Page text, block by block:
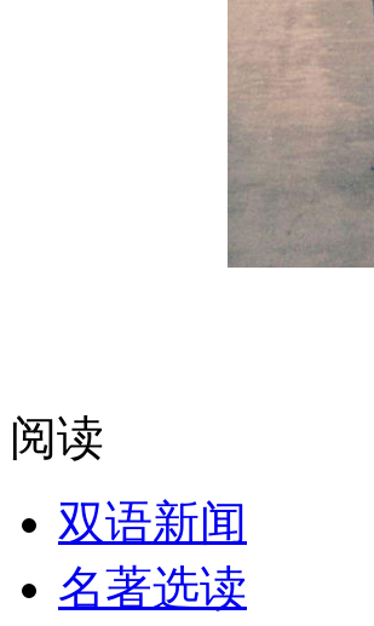
阅读
双语新闻
名著选读